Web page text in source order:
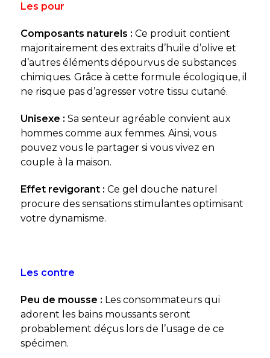
Les pour
Composants naturels : Ce produit contient
majoritairement des extraits d’huile d’olive et
d’autres éléments dépourvus de substances
chimiques. Grâce à cette formule écologique, il
ne risque pas d’agresser votre tissu cutané.
Unisexe : Sa senteur agréable convient aux
hommes comme aux femmes. Ainsi, vous
pouvez vous le partager si vous vivez en
couple à la maison.
Effet revigorant : Ce gel douche naturel
procure des sensations stimulantes optimisant
votre dynamisme.
Les contre
Peu de mousse : Les consommateurs qui
adorent les bains moussants seront
probablement déçus lors de l’usage de ce
spécimen.